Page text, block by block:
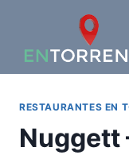
contenido
RESTAURANTES EN
Nuggett